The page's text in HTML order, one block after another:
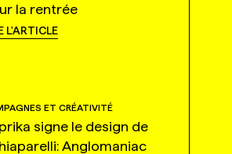
la rentrée
L'ARTICLE
ET CRÉATIVITÉ
signe le design de
Anglomaniac